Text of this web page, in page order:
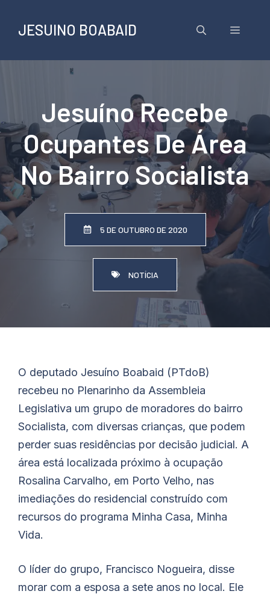
conteúdo
JESUINO BOABAID Menu
Jesuíno Recebe
Ocupantes De Área
No Bairro Socialista
5 DE OUTUBRO DE 2020
NOTÍCIA
O deputado Jesuíno Boabaid (PTdoB)
recebeu no Plenarinho da Assembleia
Legislativa um grupo de moradores do bairro
Socialista, com diversas crianças, que podem
perder suas residências por decisão judicial. A
área está localizada próximo à ocupação
Rosalina Carvalho, em Porto Velho, nas
imediações do residencial construído com
recursos do programa Minha Casa, Minha
Vida.
O líder do grupo, Francisco Nogueira, disse
morar com a esposa a sete anos no local. Ele